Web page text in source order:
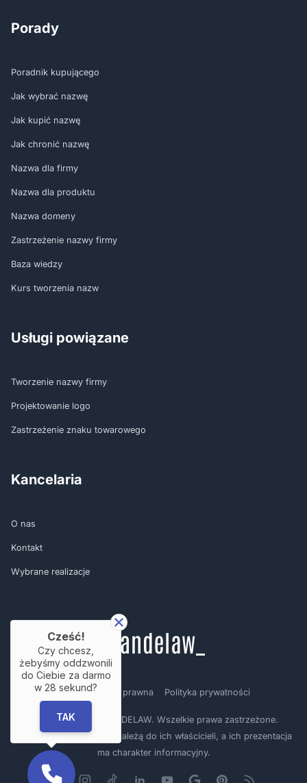
Porady
Poradnik kupującego
Jak wybrać nazwę
Jak kupić nazwę
Jak chronić nazwę
Nazwa dla firmy
Nazwa dla produktu
Nazwa domeny
Zastrzeżenie nazwy firmy
Baza wiedzy
Kurs tworzenia nazw
Usługi powiązane
Tworzenie nazwy firmy
Projektowanie logo
Zastrzeżenie znaku towarowego
Kancelaria
O nas
Kontakt
Wybrane realizacje
Regulamin Nota prawna Polityka prywatności
Copyright © by BRANDELAW. Wszelkie prawa zastrzeżone.
Prezentowane logotypy należą do ich właścicieli, a ich prezentacja
ma charakter informacyjny.
Cześć!
Czy chcesz,
żebyśmy oddzwonili
do Ciebie za darmo
w 28 sekund?
TAK